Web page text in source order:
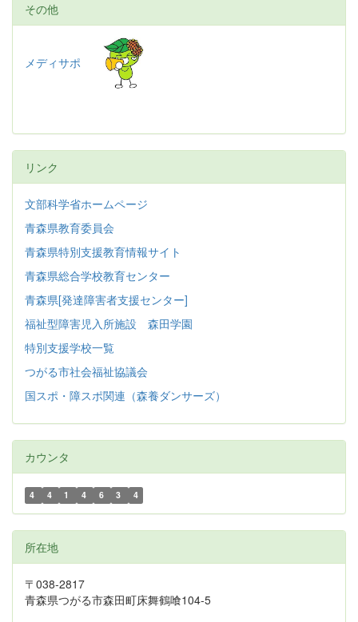
その他
メディサポ
リンク
文部科学省ホームページ
青森県教育委員会
青森県特別支援教育情報サイト
青森県総合学校教育センター
青森県[発達障害者支援センター]
福祉型障害児入所施設 森田学園
特別支援学校一覧
つがる市社会福祉協議会
国スポ・障スポ関連（森養ダンサーズ）
カウンタ
4 4 1 4 6 3 4
所在地
〒038-2817
青森県つがる市森田町床舞鶴喰104-5